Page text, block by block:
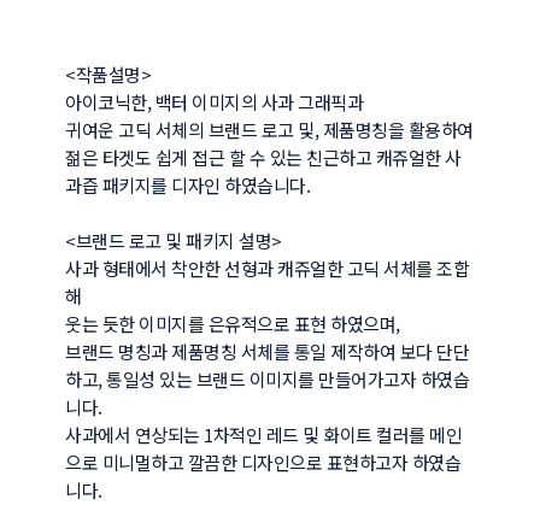
<작품설명>
아이코닉한, 백터 이미지의 사과 그래픽과
귀여운 고딕 서체의 브랜드 로고 및, 제품명칭을 활용하여
젊은 타겟도 쉽게 접근 할 수 있는 친근하고 캐쥬얼한 사
과즙 패키지를 디자인 하였습니다.
<브랜드 로고 및 패키지 설명>
사과 형태에서 착안한 선형과 캐쥬얼한 고딕 서체를 조합
해
웃는 듯한 이미지를 은유적으로 표현 하였으며,
브랜드 명칭과 제품명칭 서체를 통일 제작하여 보다 단단
하고, 통일성 있는 브랜드 이미지를 만들어가고자 하였습
니다.
사과에서 연상되는 1차적인 레드 및 화이트 컬러를 메인
으로 미니멀하고 깔끔한 디자인으로 표현하고자 하였습
니다.